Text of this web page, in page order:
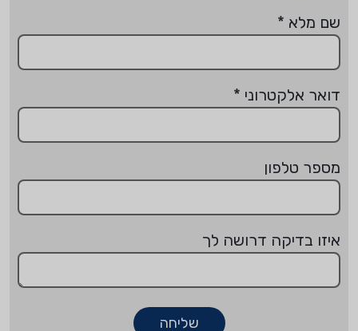
שם מלא *
דואר אלקטרוני *
מספר טלפון
איזו בדיקה דרושה לך
שליחה